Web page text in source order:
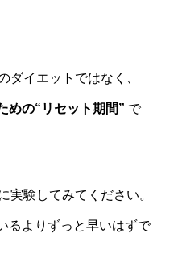
ダイエットではなく、
めの“リセット期間” で
実験してみてください。
るよりずっと早いはずで